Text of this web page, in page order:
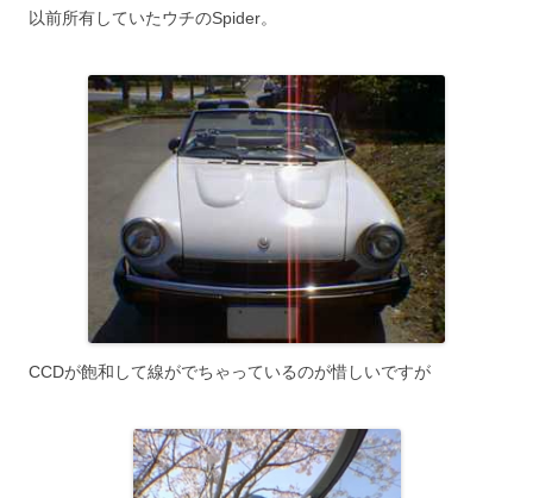
以前所有していたウチのSpider。
CCDが飽和して線がでちゃっているのが惜しいですが